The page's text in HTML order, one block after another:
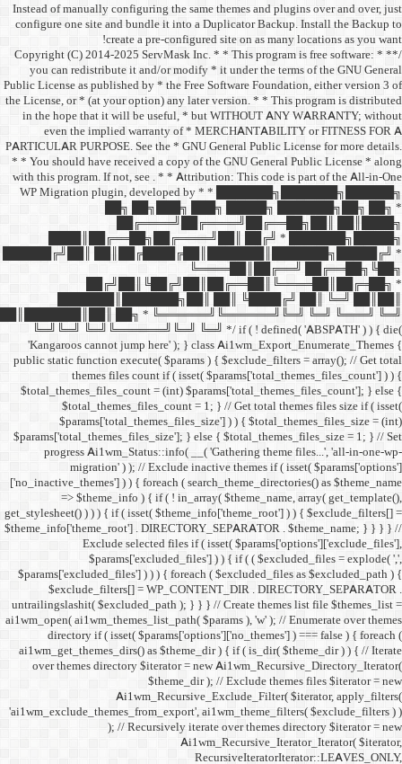
Instead of manually
configure one site and
create a
/** * Copyright (C) 2014-
you can redistribute it
Public License as published
the License, or * (at your
in the hope that it will
even the implied
PARTICULAR PURPOSE.
* * You should have
with this program. If not,
WP Migration plugin,
██╗
██████╔╝██║
██║███████║██║ ██╗
╚═╝╚═╝
'Kangaroos cannot
public static function
themes files
progress
migration' ) ); //
['no_inactive_themes'] ) ) {
=> $theme_info )
get_stylesheet() ) ) ) { if (
$theme_info['theme_root'] .
Exclude
$params['excluded_files']
$exclude_filters[] =
untrailingslashit(
ai1wm_open(
directory if ( isset(
over themes directory
); //